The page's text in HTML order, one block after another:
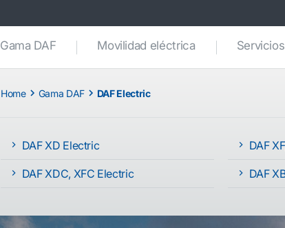
Gama DAF Movilidad eléctrica
Home Gama DAF DAF Electric
DAF XD Electric
DAF XDC, XFC Electric
DAF
DAF